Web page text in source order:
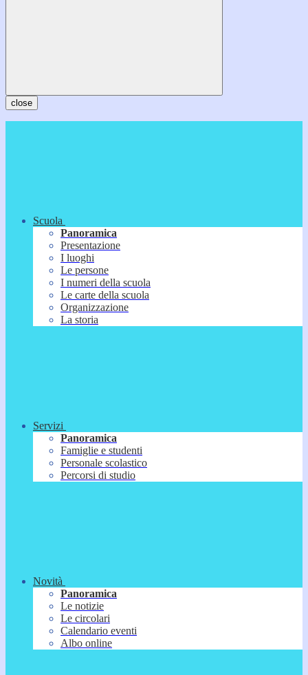
close
Scuola
Panoramica
Presentazione
I luoghi
Le persone
I numeri della scuola
Le carte della scuola
Organizzazione
La storia
Servizi
Panoramica
Famiglie e studenti
Personale scolastico
Percorsi di studio
Novità
Panoramica
Le notizie
Le circolari
Calendario eventi
Albo online